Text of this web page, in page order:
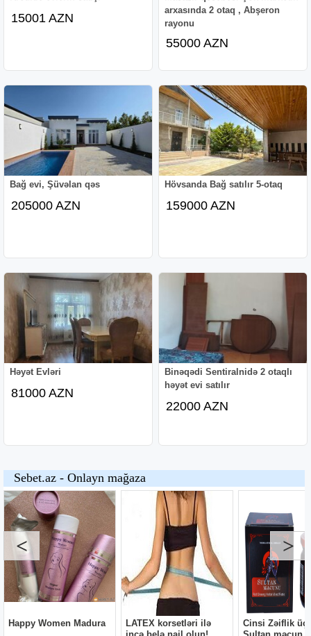
15001 AZN
arxasında 2 otaq , Abşeron
rayonu
55000 AZN
Bağ evi, Şüvəlan qəs
205000 AZN
Hövsanda Bağ satılır 5-otaq
159000 AZN
Həyət Evləri
81000 AZN
Binəqədi Sentiralnidə 2 otaqlı
həyət evi satılır
22000 AZN